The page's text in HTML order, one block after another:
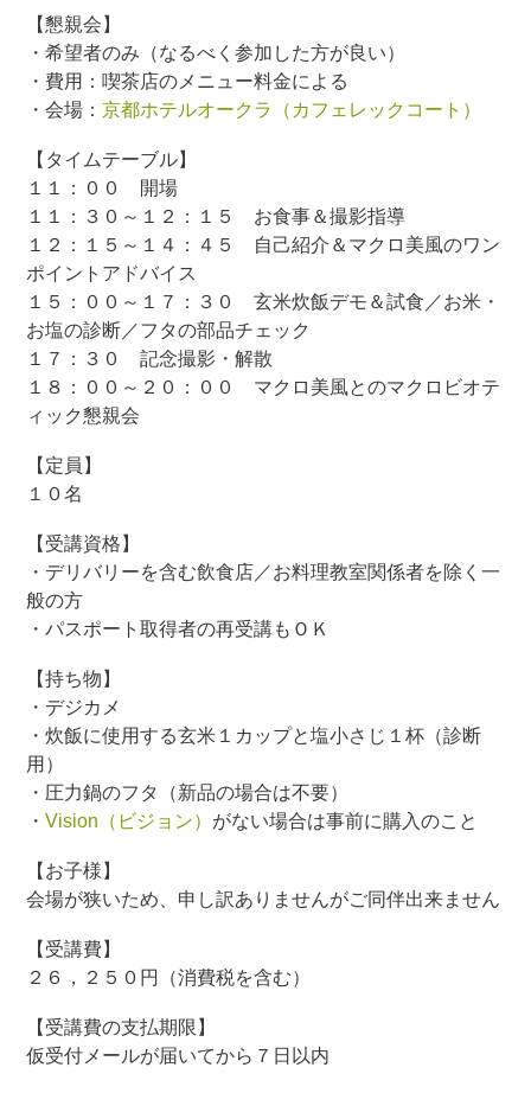
【懇親会】
・希望者のみ（なるべく参加した方が良い）
・費用：喫茶店のメニュー料金による
・会場：京都ホテルオークラ（カフェレックコート）
【タイムテーブル】
１１：００ 開場
１１：３０～１２：１５ お食事＆撮影指導
１２：１５～１４：４５ 自己紹介＆マクロ美風のワン
ポイントアドバイス
１５：００～１７：３０ 玄米炊飯デモ＆試食／お米・
お塩の診断／フタの部品チェック
１７：３０ 記念撮影・解散
１８：００～２０：００ マクロ美風とのマクロビオテ
ィック懇親会
【定員】
１０名
【受講資格】
・デリバリーを含む飲食店／お料理教室関係者を除く一
般の方
・パスポート取得者の再受講もＯＫ
【持ち物】
・デジカメ
・炊飯に使用する玄米１カップと塩小さじ１杯（診断
用）
・圧力鍋のフタ（新品の場合は不要）
・Vision（ビジョン） がない場合は事前に購入のこと
【お子様】
会場が狭いため、申し訳ありませんがご同伴出来ません
【受講費】
２６，２５０円（消費税を含む）
【受講費の支払期限】
仮受付メールが届いてから７日以内